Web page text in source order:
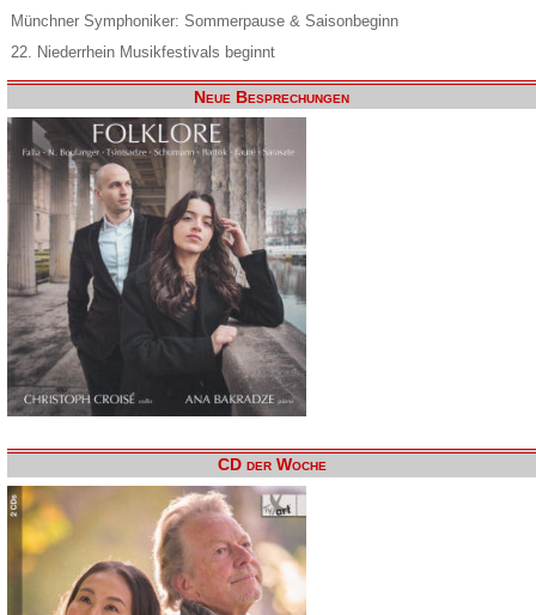
Münchner Symphoniker: Sommerpause & Saisonbeginn
22. Niederrhein Musikfestivals beginnt
Neue Besprechungen
CD der Woche